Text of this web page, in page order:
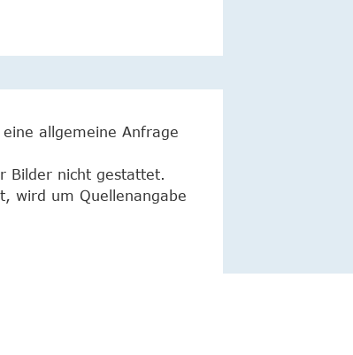
allgemeine Anfrage
Bilder nicht gestattet.
wird um Quellenangabe